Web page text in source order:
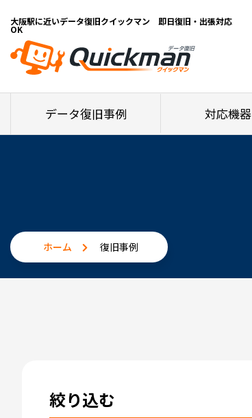
大阪駅に近いデータ復旧クイックマン 即日復旧・出張対応
OK
データ復旧事例 対応機器
ホーム 復旧事例
絞り込む